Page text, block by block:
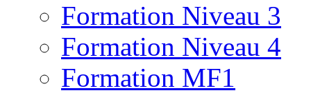
Formation Niveau 3
Formation Niveau 4
Formation MF1